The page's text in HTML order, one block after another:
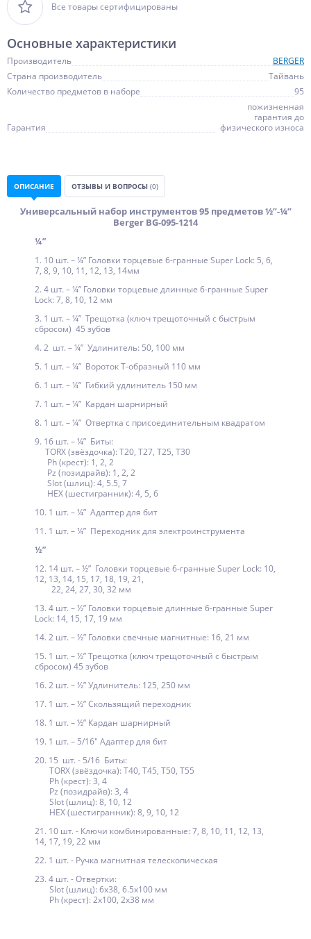
Все товары сертифицированы
Основные характеристики
Производитель
BERGER
Страна производитель
Тайвань
Количество предметов в наборе
95
Гарантия
пожизненная
гарантия до
физического износа
ОПИСАНИЕ ОТЗЫВЫ И ВОПРОСЫ (0)
Универсальный набор инструментов 95 предметов ½”-¼”
Berger BG-095-1214
¼”
1. 10 шт. – ¼” Головки торцевые 6-гранные Super Lock: 5, 6,
7, 8, 9, 10, 11, 12, 13, 14мм
2. 4 шт. – ¼” Головки торцевые длинные 6-гранные Super
Lock: 7, 8, 10, 12 мм
3. 1 шт. – ¼” Трещотка (ключ трещоточный с быстрым
сбросом) 45 зубов
4. 2 шт. – ¼” Удлинитель: 50, 100 мм
5. 1 шт. – ¼” Вороток Т-образный 110 мм
6. 1 шт. – ¼” Гибкий удлинитель 150 мм
7. 1 шт. – ¼” Кардан шарнирный
8. 1 шт. – ¼” Отвертка с присоединительным квадратом
9. 16 шт. – ¼” Биты:
TORX (звёздочка): T20, Т27, T25, T30
Ph (крест): 1, 2, 2
Pz (позидрайв): 1, 2, 2
Slot (шлиц): 4, 5.5, 7
HEX (шестигранник): 4, 5, 6
10. 1 шт. – ¼” Адаптер для бит
11. 1 шт. – ¼” Переходник для электроинструмента
½”
12. 14 шт. – ½” Головки торцевые 6-гранные Super Lock: 10,
12, 13, 14, 15, 17, 18, 19, 21,
22, 24, 27, 30, 32 мм
13. 4 шт. – ½” Головки торцевые длинные 6-гранные Super
Lock: 14, 15, 17, 19 мм
14. 2 шт. – ½” Головки свечные магнитные: 16, 21 мм
15. 1 шт. – ½” Трещотка (ключ трещоточный с быстрым
сбросом) 45 зубов
16. 2 шт. – ½” Удлинитель: 125, 250 мм
17. 1 шт. – ½” Скользящий переходник
18. 1 шт. – ½” Кардан шарнирный
19. 1 шт. – 5/16" Адаптер для бит
20. 15 шт. - 5/16 Биты:
TORX (звёздочка): Т40, T45, T50, T55
Ph (крест): 3, 4
Pz (позидрайв): 3, 4
Slot (шлиц): 8, 10, 12
HEX (шестигранник): 8, 9, 10, 12
21. 10 шт. - Ключи комбинированные: 7, 8, 10, 11, 12, 13,
14, 17, 19, 22 мм
22. 1 шт. - Ручка магнитная телескопическая
23. 4 шт. - Отвертки:
Slot (шлиц): 6х38, 6.5х100 мм
Ph (крест): 2х100, 2х38 мм